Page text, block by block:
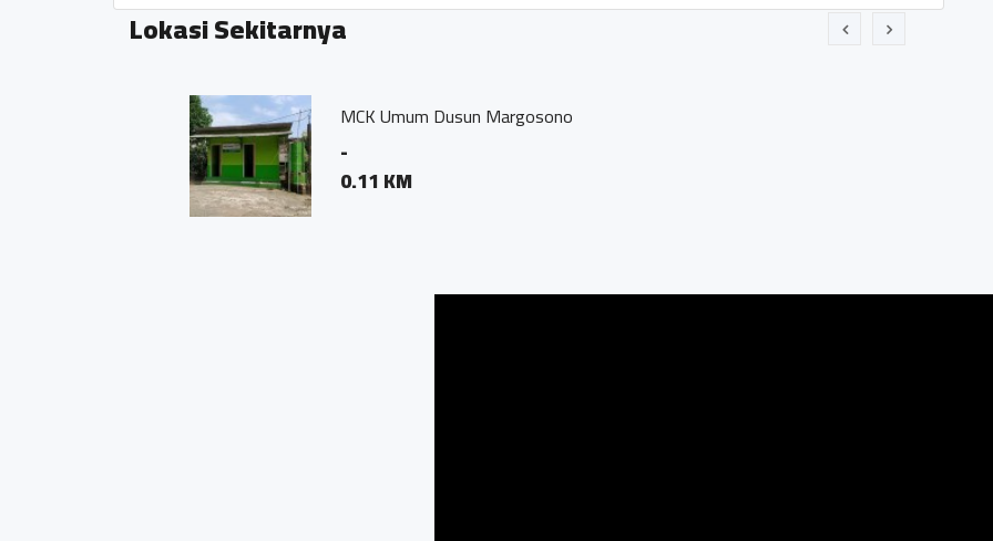
Lokasi Sekitarnya
MCK Umum Dusun Margosono
-
0.11 KM